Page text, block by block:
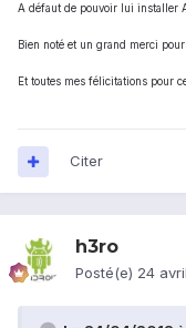
A défaut de pouvoir lui installer
Bien noté et un grand merci pour
Et toutes mes félicitations pour
Citer
h3ro
Posté(e) 24